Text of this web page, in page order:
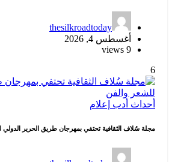
thesilkroadtoday
أغسطس 4, 2026
9 views
6
أحداث أدب إعلام
مجلة سُلاف الثقافية تحتفي بمهرجان طريق الحرير الدولي